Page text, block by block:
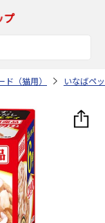
ド（猫用） いなばペ